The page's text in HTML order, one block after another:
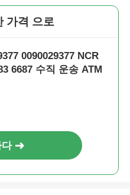
가격 으로
0090029377 NCR
6687 수직 운송 ATM